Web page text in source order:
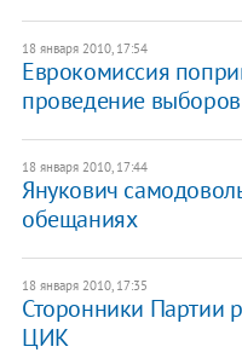
18 января 2010, 17:54
Еврокомиссия
проведение
18 января 2010, 17:44
Янукович
обещаниях
18 января 2010, 17:35
Сторонники Партии
ЦИК